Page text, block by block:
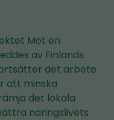
Mot en
av Finlands
det arbete
att minska
det lokala
näringslivets